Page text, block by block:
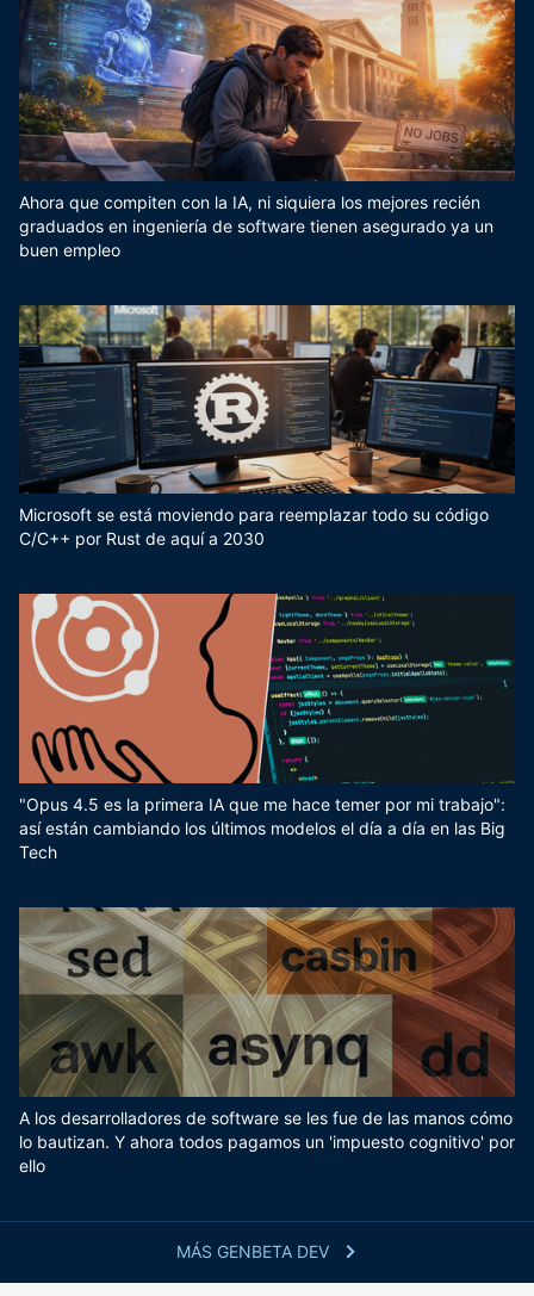
MÁS GENBETA DEV
Ahora que compiten con la IA, ni siquiera los mejores recién
graduados en ingeniería de software tienen asegurado ya un
buen empleo
Microsoft se está moviendo para reemplazar todo su código
C/C++ por Rust de aquí a 2030
"Opus 4.5 es la primera IA que me hace temer por mi trabajo":
así están cambiando los últimos modelos el día a día en las Big
Tech
A los desarrolladores de software se les fue de las manos cómo
lo bautizan. Y ahora todos pagamos un 'impuesto cognitivo' por
ello